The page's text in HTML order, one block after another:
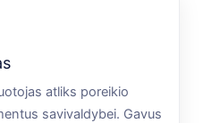
atliks poreikio
savivaldybei. Gavus